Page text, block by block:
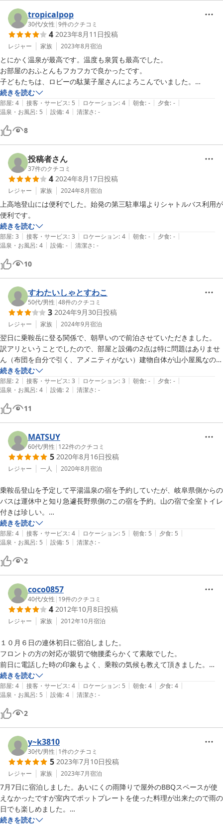
tropicalpop
30代/女性 |9件のクチコミ
4 2023年8月11日投稿
レジャー 家族 2023年8月宿泊
とにかく温泉が最高です。温度も泉質も最高でした。
お部屋のおふとんもフカフカで良かったです。
子どもたちは、ロビーの駄菓子屋さんによろこんでいました。
ウェルカムドリンクサービス　も嬉しかったです。
続きを読む
部屋: 4 | 接客・サービス: 5 | ロケーション: 4 | 朝食: - | 夕食: - |
温泉・お風呂: 5 | 設備: 4 | 清潔さ: -
8
投稿者さん
37件のクチコミ
4 2024年8月17日投稿
レジャー 家族 2024年8月宿泊
上高地登山には便利でした。始発の第三駐車場よりシャトルバス利用が
便利です。
続きを読む
部屋: 3 | 接客・サービス: 3 | ロケーション: 4 | 朝食: - | 夕食: - |
温泉・お風呂: 4 | 設備: - | 清潔さ: -
10
すわたいしゃとすわこ
50代/男性 |48件のクチコミ
3 2024年9月30日投稿
レジャー 家族 2024年9月宿泊
翌日に乗鞍岳に登る関係で、朝早いので前泊させていただきました。
訳アリということでしたので、部屋と設備の2点は特に問題はありませ
ん（布団を自分で引く、アメニティがない）建物自体が山小屋風なの
で、そう考えればコスパはいいと思います。
そして、お風呂はとてもいいですね、白濁の温泉で、木製の床など、気
持ちよく入らせていただきました。
続きを読む
部屋: 2 | 接客・サービス: 3 | ロケーション: 3 | 朝食: - | 夕食: - |
温泉・お風呂: 4 | 設備: 2 | 清潔さ: -
11
MATSUY
60代/男性 | 122件のクチコミ
5 2020年8月16日投稿
レジャー 一人 2020年8月宿泊
乗鞍岳登山を予定して平湯温泉の宿を予約していたが、岐阜県側からの
バスは運休中と知り急遽長野県側のこの宿を予約。山の宿で全室トイレ
付きは珍しい。
大浴場はシンプルな造りで硫黄泉の白濁湯。料理も工夫されたメニュー
で岩魚の骨酒をお供に美味しく頂いた。
玄関ロビーの熊やカモシカの剥製が時節柄マスクをしているのはご愛
敬。
続きを読む
部屋: 4 | 接客・サービス: 4 | ロケーション: 5 | 朝食: 5 | 夕食: 5 |
温泉・お風呂: 5 | 設備: 5 | 清潔さ: -
2
coco0857
40代/女性 | 19件のクチコミ
4 2012年10月8日投稿
レジャー 家族 2012年10月宿泊
１０月６日の連休初日に宿泊しました。
フロントの方の対応が親切で物腰柔らかくて素敵でした。
前日に電話した時の印象もよく、乗鞍の気候も教えて頂きました。
バイクを停める場所も、停めやすいところを自由に選ばせて頂いて良か
ったです。
売店がなくなっていたので、お土産を買えず残念でした。バイクツーリ
ングだと宿泊先か休憩した時についでに買うことが多いので…
食事処の片隅に、例えば朝食時間だけお土産を買えるようにして頂ける
と有り難いなぁと思います。（種類は少なくていいです）
温泉も２４時間入れるので時間を気にすることなく入れました。
チェックアウト時に、今朝は乗鞍山頂が初冠雪と教えてもらったのも気
配りなんだなぁと思いました。
続きを読む
部屋: 4 | 接客・サービス: 4 | ロケーション: 5 | 朝食: 4 | 夕食: 4 |
温泉・お風呂: 5 | 設備: 4 | 清潔さ: -
2
y~k3810
30代/男性 | 1件のクチコミ
5 2023年7月10日投稿
レジャー 家族 2023年7月宿泊
7月7日に宿泊しました。あいにくの雨降りで屋外のBBQスペースが使
えなかったですが室内でポットプレートを使った料理が出来たので雨の
日でも楽しめました。
お風呂が特に良くて何回も入ってしまいました。
続きを読む